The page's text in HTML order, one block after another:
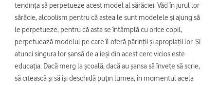
tendința să perpetueze acest model al sărăciei. Văd în jurul lor
sărăcie, alcoolism pentru că astea le sunt modelele și ajung să
le perpetueze, pentru că asta se întâmplă cu orice copil,
perpetuează modelul pe care îl oferă părinții și apropiații lor. Și
atunci singura lor șansă de a ieși din acest cerc vicios este
educația. Dacă merg la școală, dacă au șansa să învețe să scrie,
să citească și să își deschidă puțin lumea, în momentul acela